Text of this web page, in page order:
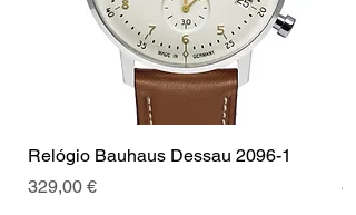
Relógio Bauhaus Dessau 2096-1
Preis
329,00 €